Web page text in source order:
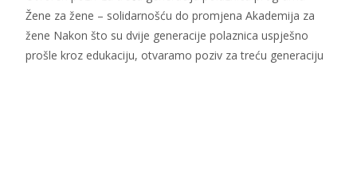
Žene za žene – solidarnošću do promjena Akademija za
žene Nakon što su dvije generacije polaznica uspješno
prošle kroz edukaciju, otvaramo poziv za treću generaciju